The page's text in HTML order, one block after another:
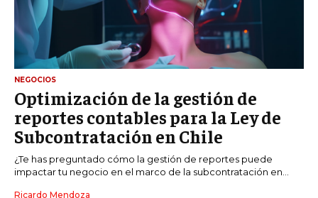
NEGOCIOS
Optimización de la gestión de
reportes contables para la Ley de
Subcontratación en Chile
¿Te has preguntado cómo la gestión de reportes puede
impactar tu negocio en el marco de la subcontratación en...
Ricardo Mendoza